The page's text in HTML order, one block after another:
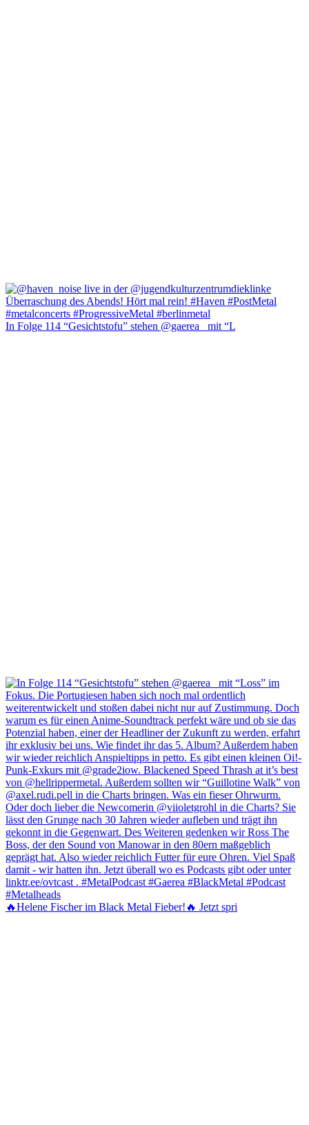
In Folge 114 “Gesichtstofu” stehen @gaerea_ mit “L
🔥Helene Fischer im Black Metal Fieber!🔥 Jetzt spri